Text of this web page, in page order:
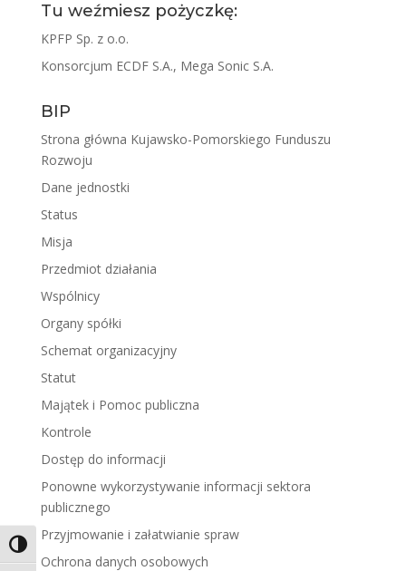
Toggle High Contrast
Tu weźmiesz pożyczkę:
KPFP Sp. z o.o.
Konsorcjum ECDF S.A., Mega Sonic S.A.
BIP
Strona główna Kujawsko-Pomorskiego Funduszu
Rozwoju
Dane jednostki
Status
Misja
Przedmiot działania
Wspólnicy
Organy spółki
Schemat organizacyjny
Statut
Majątek i Pomoc publiczna
Kontrole
Dostęp do informacji
Ponowne wykorzystywanie informacji sektora
publicznego
Przyjmowanie i załatwianie spraw
Ochrona danych osobowych